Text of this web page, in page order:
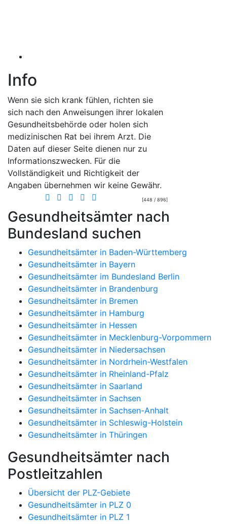
Info
Wenn sie sich krank fühlen, richten sie
sich nach den Anweisungen ihrer lokalen
Gesundheitsbehörde oder holen sich
medizinischen Rat bei ihrem Arzt. Die
Daten auf dieser Seite dienen nur zu
Informationszwecken. Für die
Vollständigkeit und Richtigkeit der
Angaben übernehmen wir keine Gewähr.
[448 / 896]
Gesundheitsämter nach
Bundesland suchen
Gesundheitsämter in Baden-Württemberg
Gesundheitsämter in Bayern
Gesundheitsämter im Bundesland Berlin
Gesundheitsämter in Brandenburg
Gesundheitsämter in Bremen
Gesundheitsämter in Hamburg
Gesundheitsämter in Hessen
Gesundheitsämter in Mecklenburg-Vorpommern
Gesundheitsämter in Niedersachsen
Gesundheitsämter in Nordrhein-Westfalen
Gesundheitsämter in Rheinland-Pfalz
Gesundheitsämter in Saarland
Gesundheitsämter in Sachsen
Gesundheitsämter in Sachsen-Anhalt
Gesundheitsämter in Schleswig-Holstein
Gesundheitsämter in Thüringen
Gesundheitsämter nach
Postleitzahlen
Übersicht der PLZ-Gebiete
Gesundheitsämter in PLZ 0
Gesundheitsämter in PLZ 1